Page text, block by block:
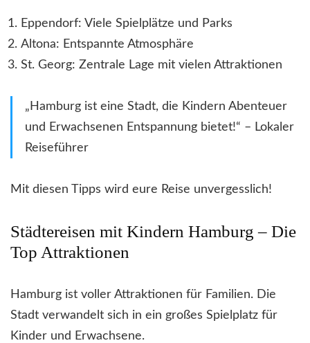
Eppendorf: Viele Spielplätze und Parks
Altona: Entspannte Atmosphäre
St. Georg: Zentrale Lage mit vielen Attraktionen
„Hamburg ist eine Stadt, die Kindern Abenteuer
und Erwachsenen Entspannung bietet!“ – Lokaler
Reiseführer
Mit diesen Tipps wird eure Reise unvergesslich!
Städtereisen mit Kindern Hamburg – Die
Top Attraktionen
Hamburg ist voller Attraktionen für Familien. Die
Stadt verwandelt sich in ein großes Spielplatz für
Kinder und Erwachsene.